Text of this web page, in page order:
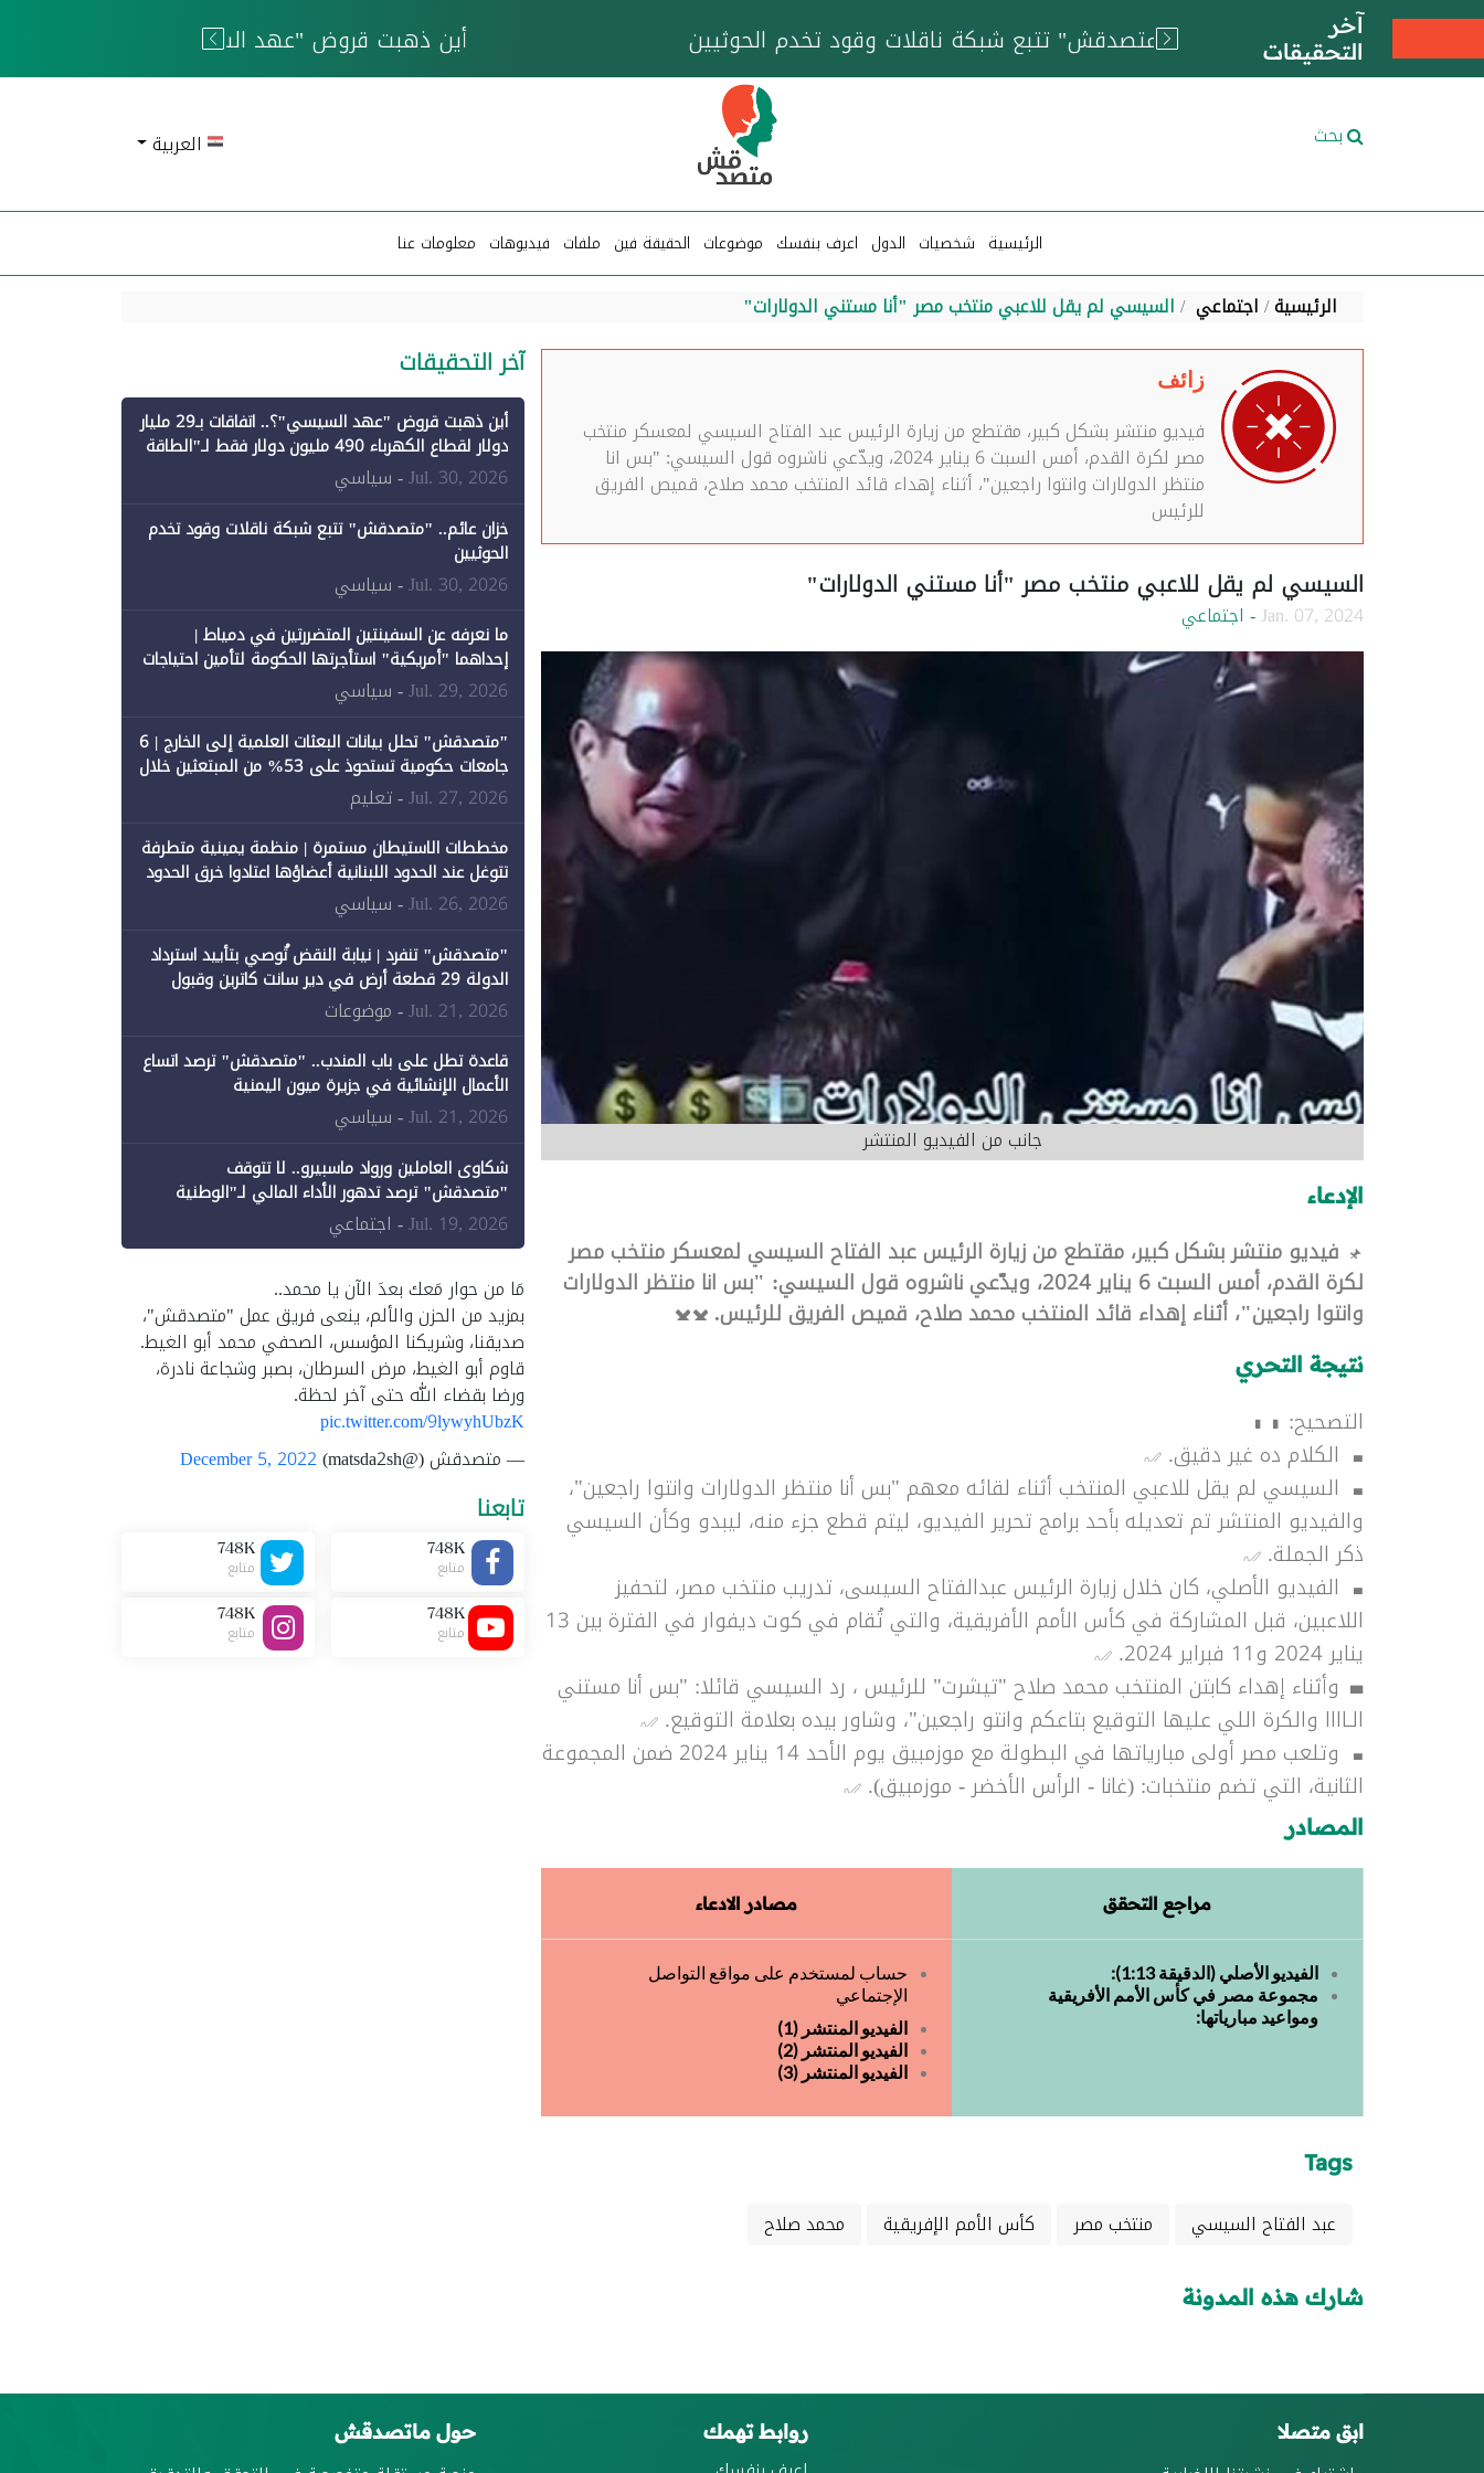
آخر
التحقيقات
خزان عائم.. "متصدقش" تتبع شبكة ناقلات وقود تخدم الحوثيين
بحث العربية
الرئيسية شخصيات الدول اعرف بنفسك موضوعات الحقيقة فين ملفات فيديوهات معلومات عنا
الرئيسية اجتماعي السيسي لم يقل للاعبي منتخب مصر "أنا مستني الدولارات"
زائف
فيديو منتشر بشكل كبير، مقتطع من زيارة الرئيس عبد الفتاح السيسي لمعسكر منتخب
مصر لكرة القدم، أمس السبت 6 يناير 2024، ويدّعي ناشروه قول السيسي: "بس انا
منتظر الدولارات وانتوا راجعين"، أثناء إهداء قائد المنتخب محمد صلاح، قميص الفريق
للرئيس
السيسي لم يقل للاعبي منتخب مصر "أنا مستني الدولارات"
Jan. 07, 2024- اجتماعي
جانب من الفيديو المنتشر
الإدعاء
فيديو منتشر بشكل كبير، مقتطع من زيارة الرئيس عبد الفتاح السيسي لمعسكر منتخب مصر
لكرة القدم، أمس السبت 6 يناير 2024، ويدّعي ناشروه قول السيسي: "بس انا منتظر الدولارات
وانتوا راجعين"، أثناء إهداء قائد المنتخب محمد صلاح، قميص الفريق للرئيس.
نتيجة التحري
التصحيح:
الكلام ده غير دقيق.
السيسي لم يقل للاعبي المنتخب أثناء لقائه معهم "بس أنا منتظر الدولارات وانتوا راجعين"،
والفيديو المنتشر تم تعديله بأحد برامج تحرير الفيديو، ليتم قطع جزء منه، ليبدو وكأن السيسي
ذكر الجملة.
الفيديو الأصلي، كان خلال زيارة الرئيس عبدالفتاح السيسى، تدريب منتخب مصر، لتحفيز
اللاعبين، قبل المشاركة في كأس الأمم الأفريقية، والتي تُقام في كوت ديفوار في الفترة بين 13
يناير 2024 و11 فبراير 2024.
وأثناء إهداء كابتن المنتخب محمد صلاح "تيشرت" للرئيس ، رد السيسي قائلا: "بس أنا مستني
الـاااا والكرة اللي عليها التوقيع بتاعكم وانتو راجعين"، وشاور بيده بعلامة التوقيع.
وتلعب مصر أولى مبارياتها في البطولة مع موزمبيق يوم الأحد 14 يناير 2024 ضمن المجموعة
الثانية، التي تضم منتخبات: (غانا - الرأس الأخضر - موزمبيق).
المصادر
مراجع التحقق مصادر الادعاء
الفيديو الأصلي (الدقيقة 1:13):
مجموعة مصر في كأس الأمم الأفريقية
ومواعيد مبارياتها:
حساب لمستخدم على مواقع التواصل
الإجتماعي
الفيديو المنتشر (1)
الفيديو المنتشر (2)
الفيديو المنتشر (3)
Tags
عبد الفتاح السيسي منتخب مصر كأس الأمم الإفريقية محمد صلاح
شارك هذه المدونة
آخر التحقيقات
أين ذهبت قروض "عهد السيسي"؟.. اتفاقات بـ29 مليار
دولار لقطاع الكهرباء 490 مليون دولار فقط لـ"الطاقة
المتجددة" (1)
Jul. 30, 2026- سياسي
خزان عائم.. "متصدقش" تتبع شبكة ناقلات وقود تخدم
الحوثيين
Jul. 30, 2026- سياسي
ما نعرفه عن السفينتين المتضررتين في دمياط |
إحداهما "أمريكية" استأجرتها الحكومة لتأمين احتياجات
الطاقة
Jul. 29, 2026- سياسي
"متصدقش" تحلل بيانات البعثات العلمية إلى الخارج | 6
جامعات حكومية تستحوذ على 53% من المبتعثين خلال
12 عامًا و6 جامعات كان نصيبها 1% فقط
Jul. 27, 2026- تعليم
مخططات الاستيطان مستمرة | منظمة يمينية متطرفة
تتوغل عند الحدود اللبنانية أعضاؤها اعتادوا خرق الحدود
Jul. 26, 2026- سياسي
"متصدقش" تنفرد | نيابة النقض تُوصي بتأييد استرداد
الدولة 29 قطعة أرض في دير سانت كاترين وقبول
طعن الحكومة جزئيًا (1)
Jul. 21, 2026- موضوعات
قاعدة تطل على باب المندب.. "متصدقش" ترصد اتساع
الأعمال الإنشائية في جزيرة ميون اليمنية
Jul. 21, 2026- سياسي
شكاوى العاملين ورواد ماسبيرو.. لا تتوقف
"متصدقش" ترصد تدهور الأداء المالي لـ"الوطنية
للإعلام"
Jul. 19, 2026- اجتماعي
مَا من حوار مَعك بعدَ الآن يا محمد..
بمزيد من الحزن والألم، ينعى فريق عمل "متصدقش"،
صديقنا، وشريكنا المؤسس، الصحفي محمد أبو الغيط.
قاوم أبو الغيط، مرض السرطان، بصبر وشجاعة نادرة،
ورضا بقضاء الله حتى آخر لحظة.
pic.twitter.com/9lywyhUbzK
— متصدقش (@matsda2sh)
December 5, 2022
تابعنا
748K
متابع
748K
متابع
748K
متابع
748K
متابع
ابق متصلا روابط تهمك حول ماتصدقش